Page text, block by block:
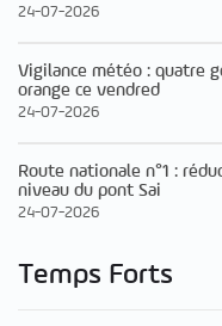
24-07-2026
Vigilance météo : quatre
orange ce vendred
24-07-2026
Route nationale n°1 :
niveau du pont Sai
24-07-2026
Temps Forts